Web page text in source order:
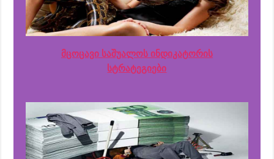
მცოცავი საშუალოს ინდიკატორის
სტრატეგიები